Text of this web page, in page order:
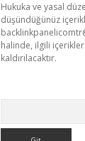
Hukuka ve yasal
düşündüğünüz
halinde, ilgili
kaldırılacaktır.